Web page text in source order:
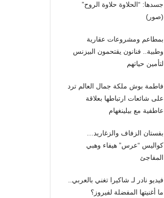
جسدها: “الحلاوة حلاوة الروح”
(صور)
بمطاعم ومشروعات عقارية
وطبية.. فنانون يقتحمون البيزنس
لتأمين حياتهم
فاطمة بوش ملكة جمال العالم ترد
على شائعات ارتباطها بعلاقة
عاطفية مع بيلينغهام
بفستان الزفاف والزغاريد…
كواليس “عرس” هيفاء وهبي
المفاجئ
فيديو نادر لـ شاكيرا تغني بالعربي..
ما أغنيتها المفضلة لفيروز؟